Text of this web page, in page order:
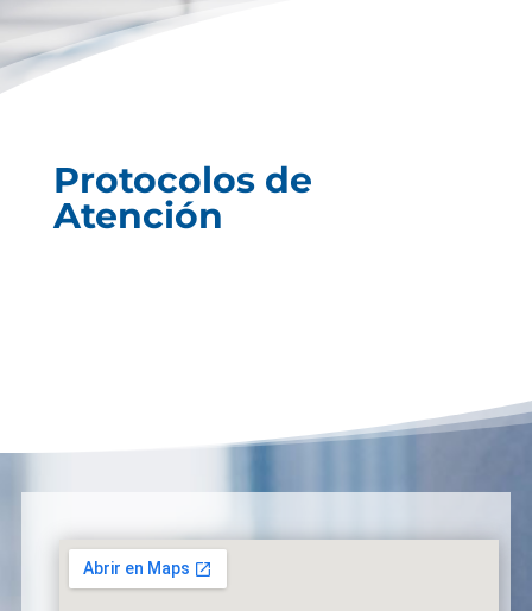
Protocolos de
Atención